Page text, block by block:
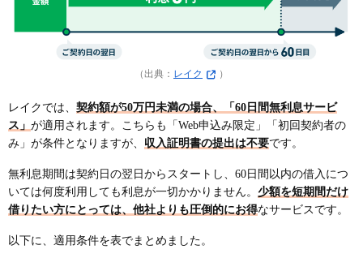
（出典： レイク ）
レイクでは、 契約額が50万円未満の場合、「60日間無利息サービ
ス」 が適用されます。こちらも「Web申込み限定」「初回契約者の
み」が条件となりますが、 収入証明書の提出は不要です。
無利息期間は契約日の翌日からスタートし、60日間以内の借入につ
いては何度利用しても利息が一切かかりません。 少額を短期間だけ
借りたい方にとっては、他社よりも圧倒的にお得なサービスです。
以下に、適用条件を表でまとめました。